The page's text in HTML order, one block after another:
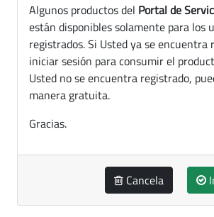
Algunos productos del Portal de
están disponibles solamente para los
registrados. Si Usted ya se encuentra
iniciar sesión para consumir el
Usted no se encuentra registrado,
manera gratuita.
Gracias.
Cancela